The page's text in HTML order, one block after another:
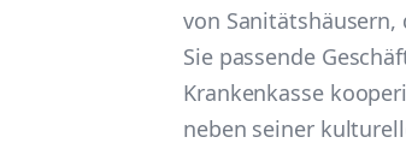
von
Sie passende
Krankenkasse
neben seiner